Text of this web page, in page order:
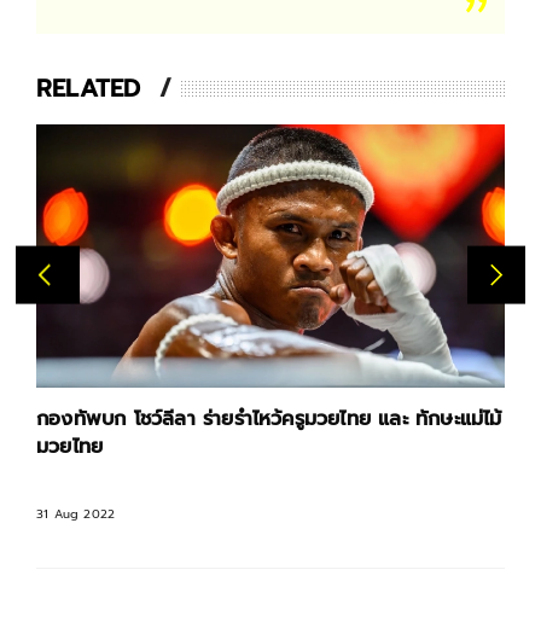
RELATED
กองทัพบก โชว์ลีลา ร่ายรำไหว้ครูมวยไทย และ ทักษะแม่ไม้
มวยไทย
31 Aug 2022